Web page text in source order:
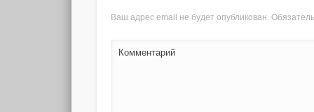
Ваш адрес email не будет опубликован.
Комментарий